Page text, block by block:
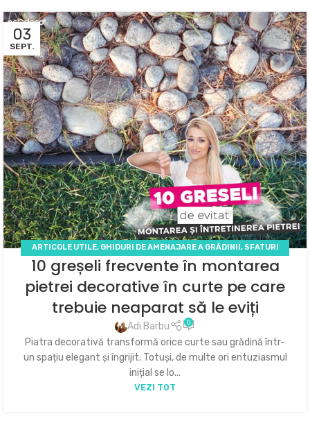
03
SEPT.
ARTICOLE UTILE, GHIDURI DE AMENAJARE A GRĂDINII , SFATURI
PRACTICE ȘI DIY (DO IT YOURSELF)
10 greșeli frecvente în montarea
pietrei decorative în curte pe care
trebuie neaparat să le eviți
Adi Barbu 0
Piatra decorativă transformă orice curte sau grădină într-
un spațiu elegant și îngrijit. Totuși, de multe ori entuziasmul
inițial se lo...
VEZI TOT